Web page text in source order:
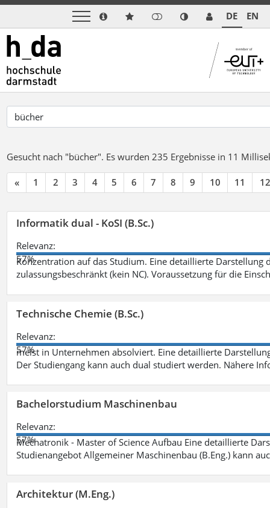
DE EN
Gesucht nach "bücher". Es wurden 235 Ergebnisse in 11
« 1 2 3 4 5 6 7 8 9 10 11 12
Informatik dual - KoSI (B.Sc.)
Relevanz:
57%
Konzentration auf das Studium. Eine detaillierte
zulassungsbeschränkt (kein NC). Voraussetzung für die
Technische Chemie (B.Sc.)
Relevanz:
57%
meist in Unternehmen absolviert. Eine detaillierte
Der Studiengang kann auch dual studiert werden. Nähere
Bachelorstudium Maschinenbau
Relevanz:
57%
Mechatronik - Master of Science Aufbau Eine detaillierte
Studienangebot Allgemeiner Maschinenbau (B.Eng.) kann
Architektur (M.Eng.)